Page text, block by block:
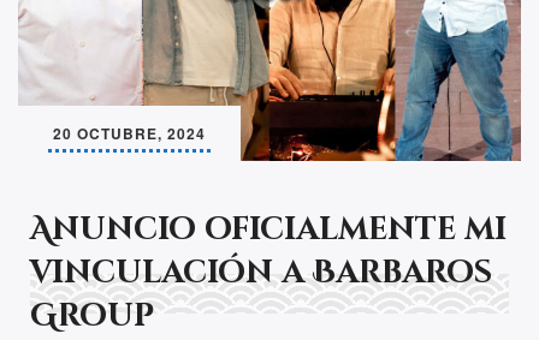
20 OCTUBRE, 2024
Anuncio oficialmente mi
vinculación a Barbaros
Group